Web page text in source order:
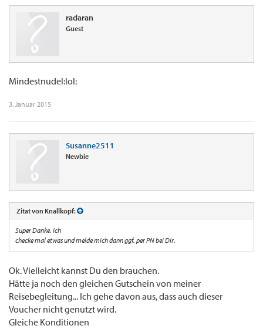
radaran
Guest
Mindestnudel:lol:
3. Januar 2015
Susanne2511
Newbie
Zitat von Knallkopf:
Super Danke. Ich
checke mal etwas und melde mich dann ggf. per PN bei Dir.
Ok. Vielleicht kannst Du den brauchen.
Hätte ja noch den gleichen Gutschein von meiner
Reisebegleitung... Ich gehe davon aus, dass auch dieser
Voucher nicht genutzt wird.
Gleiche Konditionen